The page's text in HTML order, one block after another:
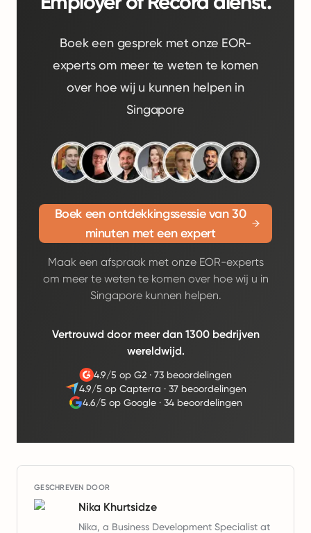
Boek een gesprek met onze EOR-
experts om meer te weten te komen
over hoe wij u kunnen helpen in
Singapore
Boek een ontdekkingssessie van 30
minuten met een expert
Maak een afspraak met onze EOR-experts
om meer te weten te komen over hoe wij u in
Singapore kunnen helpen.
Vertrouwd door meer dan 1300 bedrijven
wereldwijd.
4.9/5 op G2· 73 beoordelingen
4.9/5 op Capterra · 37 beoordelingen
4.6/5 op Google ·34 beoordelingen
GESCHREVEN DOOR
Nika Khurtsidze
Nika, a Business Development Specialist at